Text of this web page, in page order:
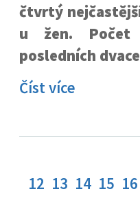
čtvrtý
u žen. Počet
posledních
Číst více
12 13 14 15 16